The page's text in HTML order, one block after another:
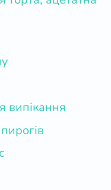
випікання